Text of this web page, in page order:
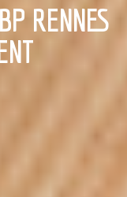
RENNES